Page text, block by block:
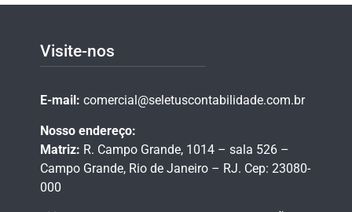
Visite-nos
E-mail: comercial@seletuscontabilidade.com.br
Nosso endereço:
Matriz: R. Campo Grande, 1014 – sala 526 –
Campo Grande, Rio de Janeiro – RJ. Cep: 23080-
000